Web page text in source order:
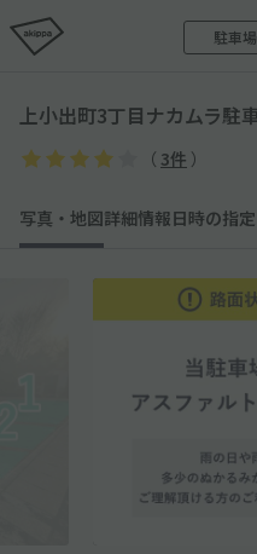
駐車
上小出町3丁目ナカムラ駐
（ 3件 ）
写真・地図詳細情報日時の指定